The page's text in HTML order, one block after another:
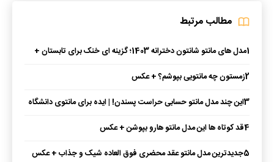
مطالب مرتبط
1
مدل های مانتو شانتون دخترانه 1403؛ گزینه ای خنک برای تابستان +
2زمستون چه مانتویی بپوشم؟ + عکس
3این چند مدل مانتو حسابی حراست پسندن! | ایده برای مانتوی دانشگاه
4قد کوتاه ها این مدل مانتو هارو بپوشن + عکس
5جدیدترین مدل مانتو عقد محضری فوق العاده شیک و جذاب + عکس